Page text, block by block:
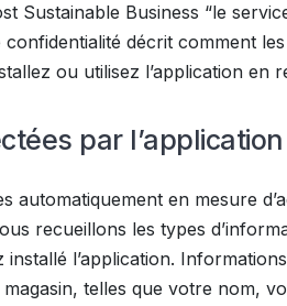
Sustainable Business “le
décrit comment
ou utilisez l’application en
par l’application
automatiquement en mesure
recueillons les types
l’application.
telles que votre nom,